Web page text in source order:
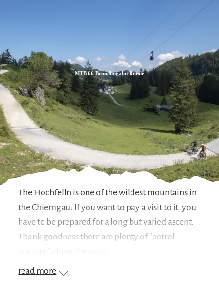
MTB 66 Bründlingalm Runde
TOUR
The Hochfelln is one of the wildest mountains in
the Chiemgau. If you want to pay a visit to it, you
have to be prepared for a long but varied ascent.
Thank goodness there are plenty of “petrol
read more